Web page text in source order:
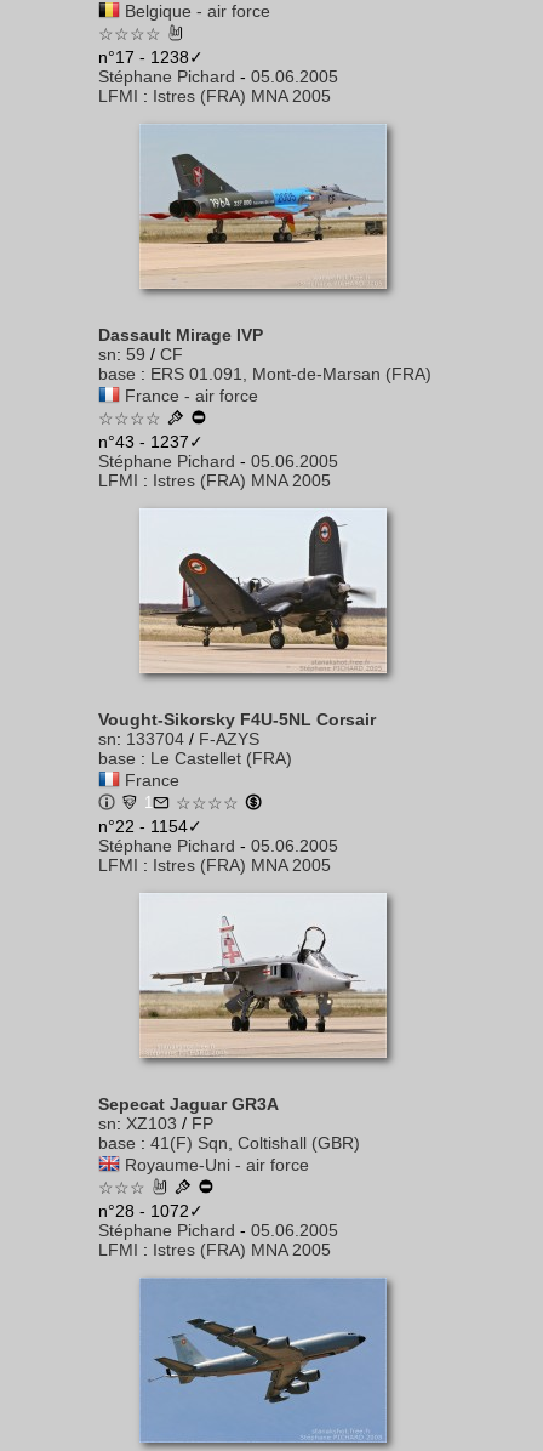
Belgique - air force
☆☆☆☆
n°17 - 1238✓
Stéphane Pichard - 05.06.2005
LFMI : Istres (FRA) MNA 2005
Dassault Mirage IVP
sn: 59 / CF
base : ERS 01.091, Mont-de-Marsan (FRA)
France - air force
☆☆☆☆
n°43 - 1237✓
Stéphane Pichard - 05.06.2005
LFMI : Istres (FRA) MNA 2005
Vought-Sikorsky F4U-5NL Corsair
sn: 133704 / F-AZYS
base : Le Castellet (FRA)
France
1
☆☆☆☆
n°22 - 1154✓
Stéphane Pichard - 05.06.2005
LFMI : Istres (FRA) MNA 2005
Sepecat Jaguar GR3A
sn: XZ103 / FP
base : 41(F) Sqn, Coltishall (GBR)
Royaume-Uni - air force
☆☆☆
n°28 - 1072✓
Stéphane Pichard - 05.06.2005
LFMI : Istres (FRA) MNA 2005